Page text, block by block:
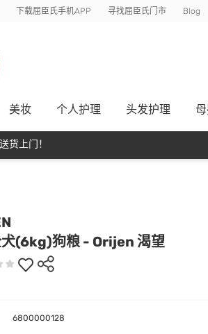
下载屈臣氏手机APP 寻找屈臣氏门市 Blog
美妆 个人护理 头发护理
货上门！
(6kg)狗粮 - Orijen 渴望
6800000128